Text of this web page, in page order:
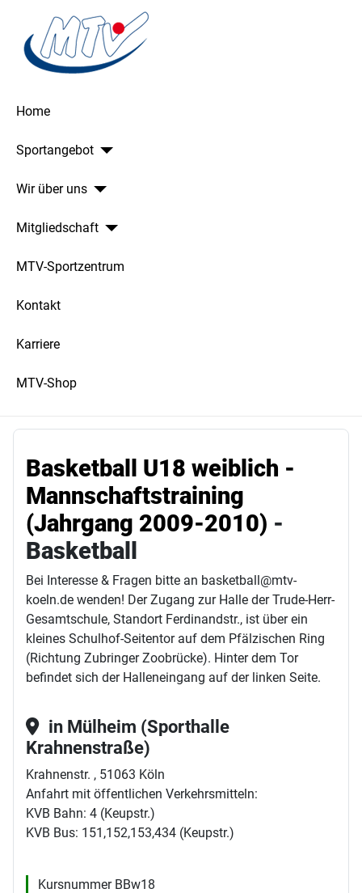
Home
Sportangebot
Wir über uns
Mitgliedschaft
MTV-Sportzentrum
Kontakt
Karriere
MTV-Shop
Basketball U18 weiblich -
Mannschaftstraining
(Jahrgang 2009-2010) -
Basketball
Bei Interesse & Fragen bitte an basketball@mtv-
koeln.de wenden! Der Zugang zur Halle der Trude-Herr-
Gesamtschule, Standort Ferdinandstr., ist über ein
kleines Schulhof-Seitentor auf dem Pfälzischen Ring
(Richtung Zubringer Zoobrücke). Hinter dem Tor
befindet sich der Halleneingang auf der linken Seite.
in Mülheim (Sporthalle
Krahnenstraße)
Krahnenstr. , 51063 Köln
Anfahrt mit öffentlichen Verkehrsmitteln:
KVB Bahn: 4 (Keupstr.)
KVB Bus: 151,152,153,434 (Keupstr.)
Kursnummer BBw18